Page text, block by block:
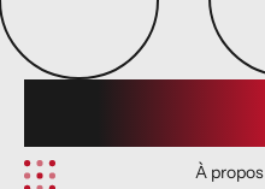
À propos